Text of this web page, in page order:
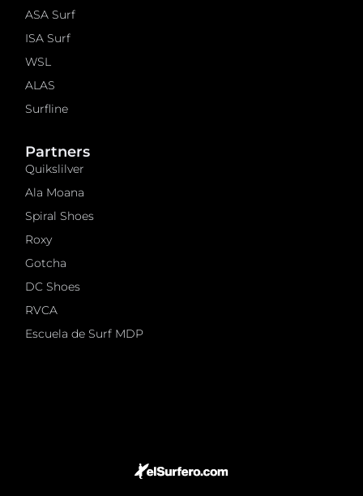
ASA Surf
ISA Surf
WSL
ALAS
Surfline
Partners
Quikslilver
Ala Moana
Spiral Shoes
Roxy
Gotcha
DC Shoes
RVCA
Escuela de Surf MDP